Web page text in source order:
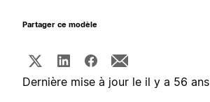
Partager ce modèle
Dernière mise à jour le il y a 56 ans